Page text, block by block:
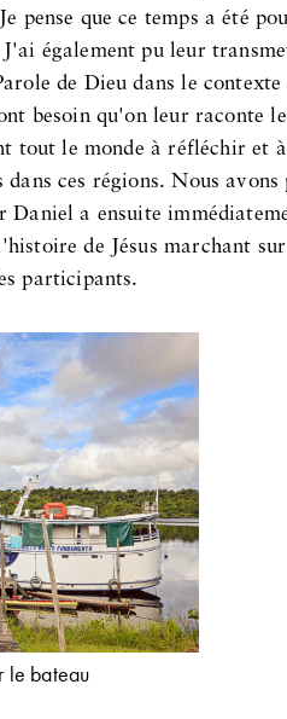
pense que ce temps a été
également pu leur
de Dieu dans le contexte
besoin qu'on leur raconte
tout le monde à réfléchir et à
ces régions. Nous avons
a ensuite
de Jésus marchant
participants.
le bateau